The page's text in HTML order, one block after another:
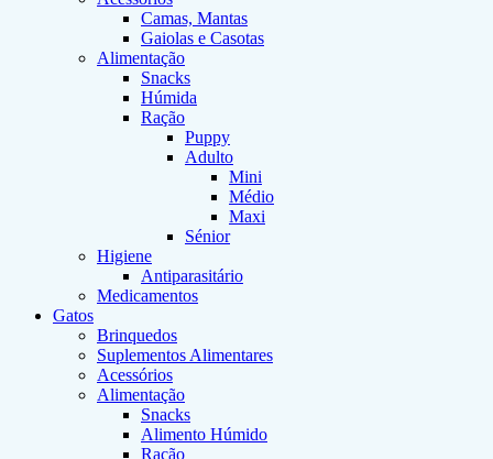
Camas, Mantas
Gaiolas e Casotas
Alimentação
Snacks
Húmida
Ração
Puppy
Adulto
Mini
Médio
Maxi
Sénior
Higiene
Antiparasitário
Medicamentos
Gatos
Brinquedos
Suplementos Alimentares
Acessórios
Alimentação
Snacks
Alimento Húmido
Ração